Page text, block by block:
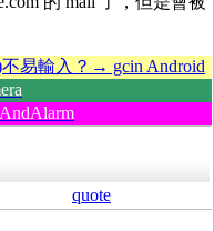
易輸入？→ gcin Android
quote